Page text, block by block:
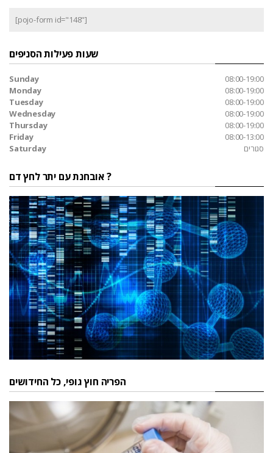
[pojo-form id="148"]
שעות פעילות הסניפים
Sunday
08:00-19:00
Monday
08:00-19:00
Tuesday
08:00-19:00
Wednesday
08:00-19:00
Thursday
08:00-19:00
Friday
08:00-13:00
Saturday
סגורים
אובחנת עם יתר לחץ דם ?
הפריה חוץ גופי, כל החידושים